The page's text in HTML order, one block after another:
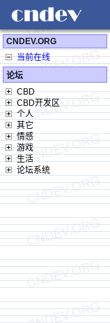
CNDEV.ORG
当前在线
论坛
CBD
CBD开发区
个人
其它
情感
游戏
生活
论坛系统